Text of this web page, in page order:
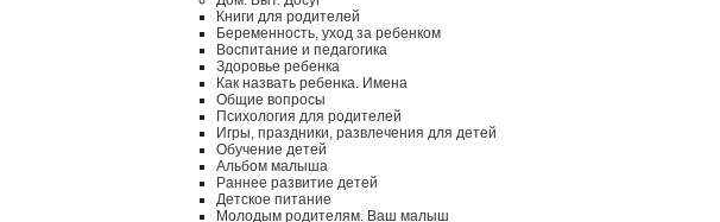
Книги для родителей
Беременность, уход за ребенком
Воспитание и педагогика
Здоровье ребенка
Как назвать ребенка. Имена
Общие вопросы
Психология для родителей
Игры, праздники, развлечения для детей
Обучение детей
Альбом малыша
Раннее развитие детей
Детское питание
Молодым родителям. Ваш малыш